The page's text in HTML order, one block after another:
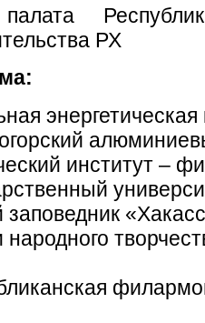
РХ
институт –
заповедник